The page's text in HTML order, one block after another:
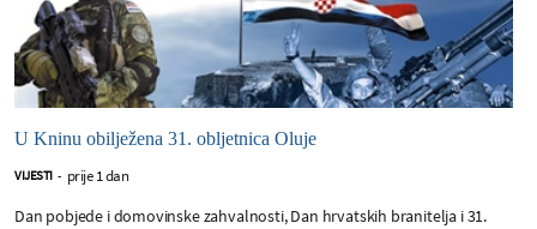
U Kninu obilježena 31. obljetnica Oluje
VIJESTI - prije 1 dan
Dan pobjede i domovinske zahvalnosti, Dan hrvatskih branitelja i 31.